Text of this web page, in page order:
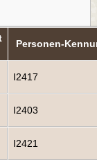
Personen-
I2417
I2403
I2421